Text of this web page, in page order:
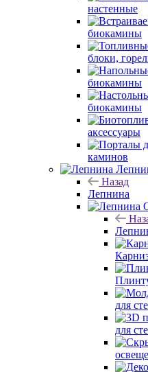
настенные
биокамины
блоки,
биокамины
биокамины
аксессуары
каминов
Назад
Лепнина
для
для